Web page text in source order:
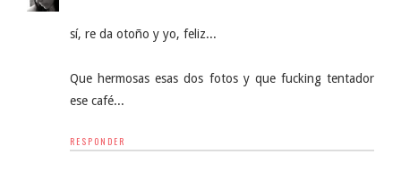
sí, re da otoño y yo, feliz...
Que hermosas esas dos fotos y que fucking tentador
ese café...
RESPONDER